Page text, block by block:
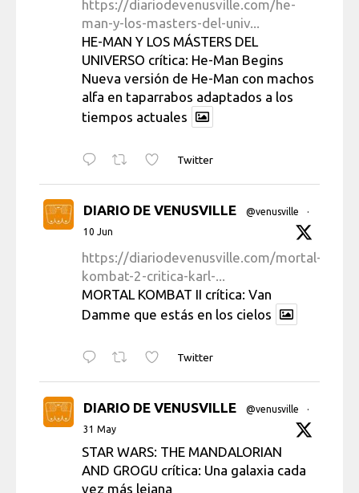
https://diariodevenusville.com/he-
man-y-los-masters-del-univ...
HE-MAN Y LOS MÁSTERS DEL
UNIVERSO crítica: He-Man Begins
Nueva versión de He-Man con machos
alfa en taparrabos adaptados a los
tiempos actuales
Twitter
DIARIO DE VENUSVILLE @venusville
·
10 Jun
https://diariodevenusville.com/mortal-
kombat-2-critica-karl-...
MORTAL KOMBAT II crítica: Van
Damme que estás en los cielos
Twitter
DIARIO DE VENUSVILLE @venusville
·
31 May
STAR WARS: THE MANDALORIAN
AND GROGU crítica: Una galaxia cada
vez más lejana